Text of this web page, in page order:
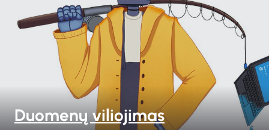
Duomenų viliojimas